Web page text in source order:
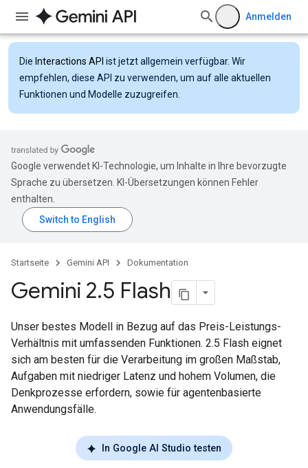
Anmelden
Die Interactions API ist jetzt allgemein verfügbar. Wir
empfehlen, diese API zu verwenden, um auf alle aktuellen
Funktionen und Modelle zuzugreifen.
Google verwendet KI-Technologie, um Inhalte in Ihre bevorzugte
Sprache zu übersetzen. KI-Übersetzungen können Fehler
enthalten.
Startseite Gemini API Dokumentation
Gemini 2.5 Flash
Unser bestes Modell in Bezug auf das Preis-Leistungs-
Verhältnis mit umfassenden Funktionen. 2.5 Flash eignet
sich am besten für die Verarbeitung im großen Maßstab,
Aufgaben mit niedriger Latenz und hohem Volumen, die
Denkprozesse erfordern, sowie für agentenbasierte
Anwendungsfälle.
In Google AI Studio testen